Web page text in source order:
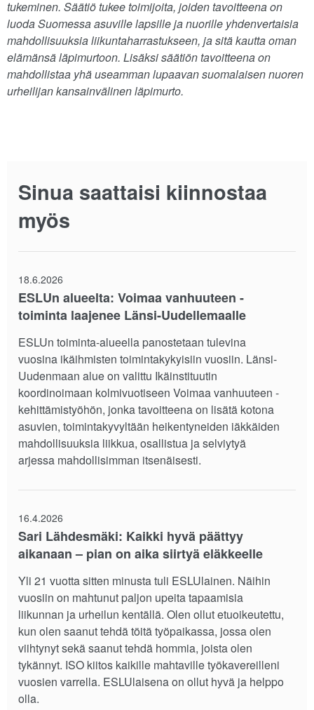
tukeminen. Säätiö tukee toimijoita, joiden tavoitteena on
luoda Suomessa asuville lapsille ja nuorille yhdenvertaisia
mahdollisuuksia liikuntaharrastukseen, ja sitä kautta oman
elämänsä läpimurtoon. Lisäksi säätiön tavoitteena on
mahdollistaa yhä useamman lupaavan suomalaisen nuoren
urheilijan kansainvälinen läpimurto.
Sinua saattaisi kiinnostaa
myös
18.6.2026
ESLUn alueelta: Voimaa vanhuuteen -
toiminta laajenee Länsi-Uudellemaalle
ESLUn toiminta-alueella panostetaan tulevina
vuosina ikäihmisten toimintakykyisiin vuosiin. Länsi-
Uudenmaan alue on valittu Ikäinstituutin
koordinoimaan kolmivuotiseen Voimaa vanhuuteen -
kehittämistyöhön, jonka tavoitteena on lisätä kotona
asuvien, toimintakyvyltään heikentyneiden iäkkäiden
mahdollisuuksia liikkua, osallistua ja selviytyä
arjessa mahdollisimman itsenäisesti.
16.4.2026
Sari Lähdesmäki: Kaikki hyvä päättyy
aikanaan – pian on aika siirtyä eläkkeelle
Yli 21 vuotta sitten minusta tuli ESLUlainen. Näihin
vuosiin on mahtunut paljon upeita tapaamisia
liikunnan ja urheilun kentällä. Olen ollut etuoikeutettu,
kun olen saanut tehdä töitä työpaikassa, jossa olen
viihtynyt sekä saanut tehdä hommia, joista olen
tykännyt. ISO kiitos kaikille mahtaville työkavereilleni
vuosien varrella. ESLUlaisena on ollut hyvä ja helppo
olla.